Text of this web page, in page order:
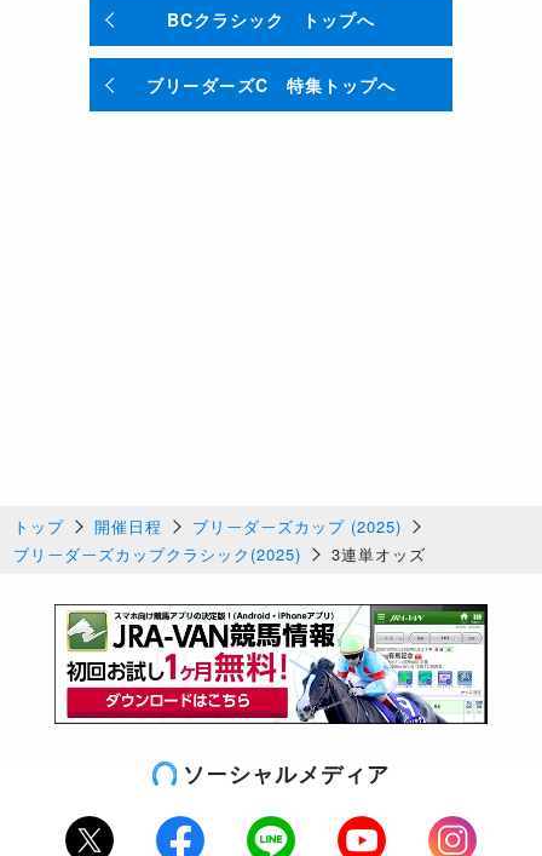
BCクラシック トップへ
ブリーダーズC 特集トップへ
トップ 開催日程
ブリーダーズカップ (2025)
ブリーダーズカップクラシック(2025)
3連単オッズ
ソーシャルメディア